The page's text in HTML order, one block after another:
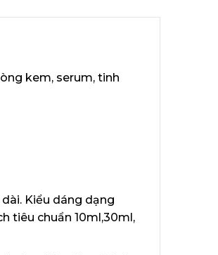
kem, serum, tinh
Kiểu dáng dạng
tiêu chuẩn 10ml,30ml,